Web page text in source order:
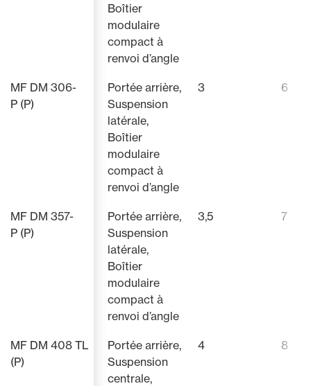
Boîtier
modulaire
compact à
renvoi d’angle
Portée arrière,
Suspension
latérale,
Boîtier
modulaire
compact à
renvoi d’angle
3 6
Portée arrière,
Suspension
latérale,
Boîtier
modulaire
compact à
renvoi d’angle
3,5 7
Portée arrière,
Suspension
centrale,
4 8
MF DM 306-
P (P)
MF DM 357-
P (P)
MF DM 408 TL
(P)